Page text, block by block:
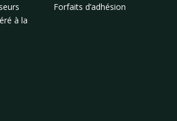
à la
Forfaits d’adhésion